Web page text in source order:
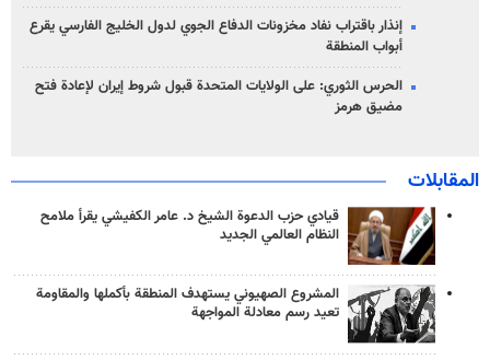
إنذار باقتراب نفاد مخزونات الدفاع الجوي لدول الخليج الفارسي يقرع
أبواب المنطقة
الحرس الثوري: على الولايات المتحدة قبول شروط إيران لإعادة فتح
مضيق هرمز
المقابلات
قيادي حزب الدعوة الشيخ د. عامر الكفيشي يقرأ ملامح
النظام العالمي الجديد
المشروع الصهيوني يستهدف المنطقة بأكملها والمقاومة
تعيد رسم معادلة المواجهة